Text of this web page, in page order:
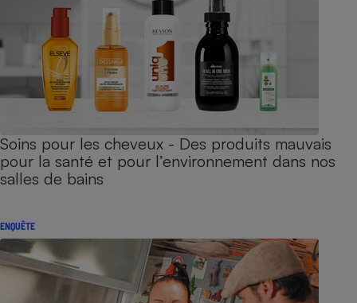
Soins pour les cheveux - Des produits mauvais
pour la santé et pour l’environnement dans nos
salles de bains
ENQUÊTE